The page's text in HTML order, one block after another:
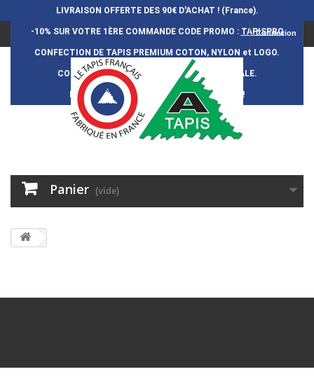
LIVRAISON OFFERTE DES 90€ D'ACHAT ! (France).
-10% SUR VOTRE 1ÈRE COMMANDECODE PROMO : TAPISPRO
CONFECTION DE TAPIS PREMIUM COTON, NYLON et LOGO.
CONFECTION FRANÇ AISE et 100% ARTISANALE.
DURÉE DE VIE DES TAPIS : 5 ANS ENVIRON !
Connexion
Panier (vide)